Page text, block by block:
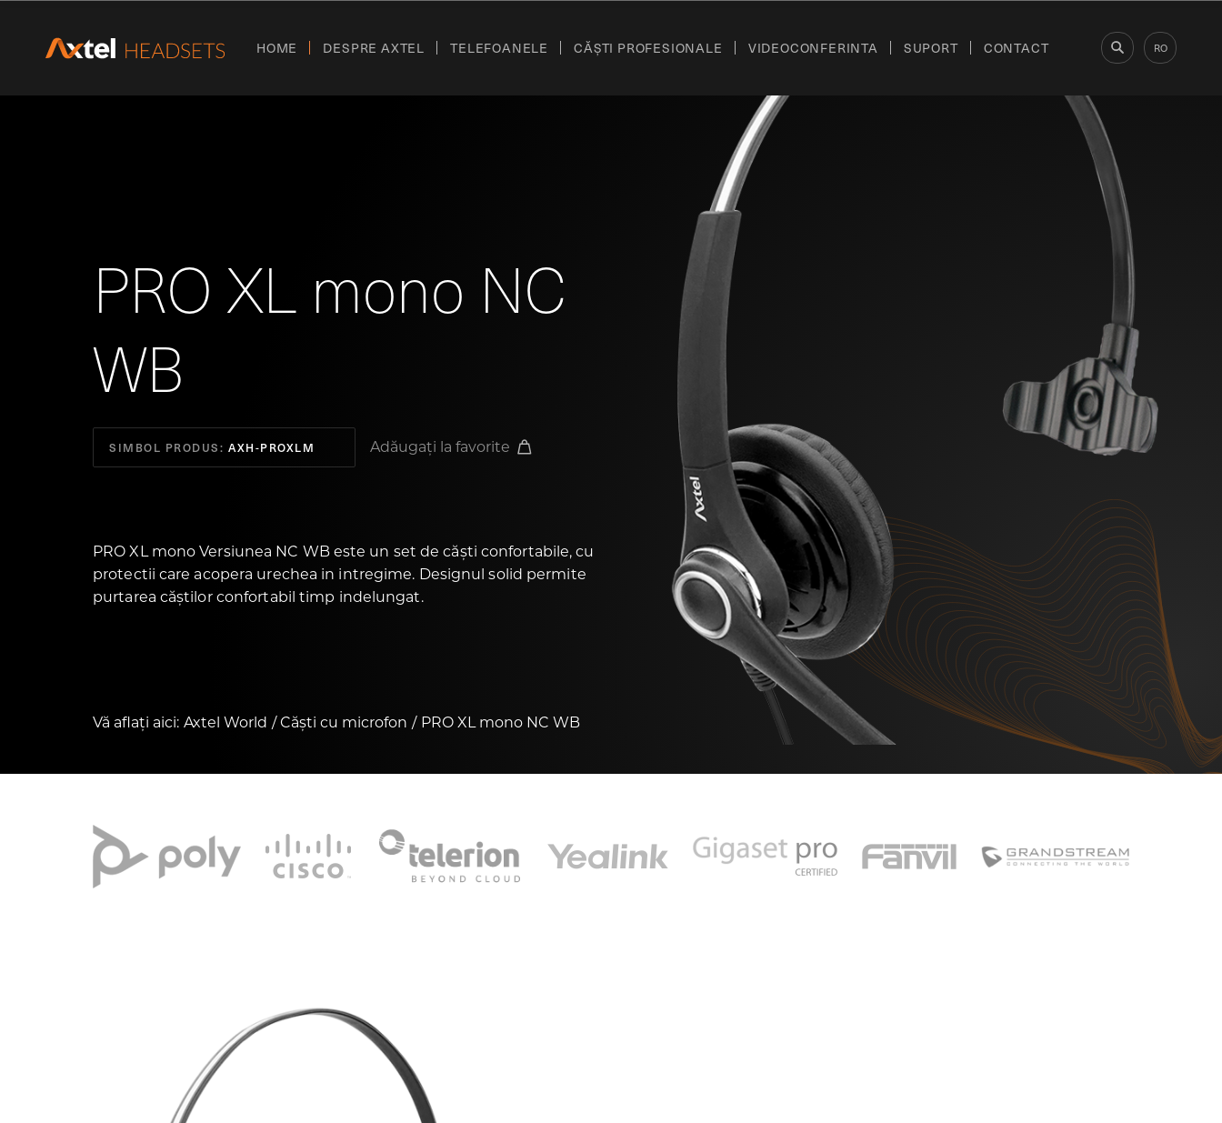
HOME DESPRE AXTEL TELEFOANELE CĂȘTI PROFESIONALE VIDEOCONFERINTA SUPORT CONTACT RO
PRO XL mono NC
WB
SIMBOL PRODUS: AXH-PROXLM Adăugați la favorite
PRO XL mono Versiunea NC WB este un set de căști confortabile, cu
protectii care acopera urechea in intregime. Designul solid permite
purtarea căștilor confortabil timp indelungat.
Vă aflați aici: Axtel World Căști cu microfon PRO XL mono NC WB